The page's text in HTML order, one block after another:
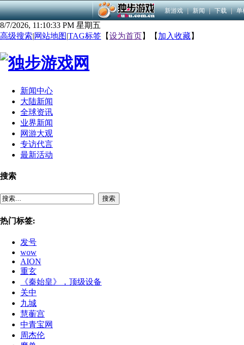
新游戏 | 新闻 | 下载 | 单
8/7/2026, 11:10:33 PM 星期五
高级搜索|网站地图|TAG标签 【设为首页】【 加入收藏】
新闻中心
大陆新闻
全球资讯
业界新闻
网游大观
专访代言
最新活动
搜索
搜索
热门标签:
发号
wow
AION
重玄
《秦始皇》，顶级设备
关中
九城
慧蘅宫
中青宝网
周杰伦